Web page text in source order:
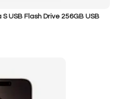
USB Flash Drive 256GB USB